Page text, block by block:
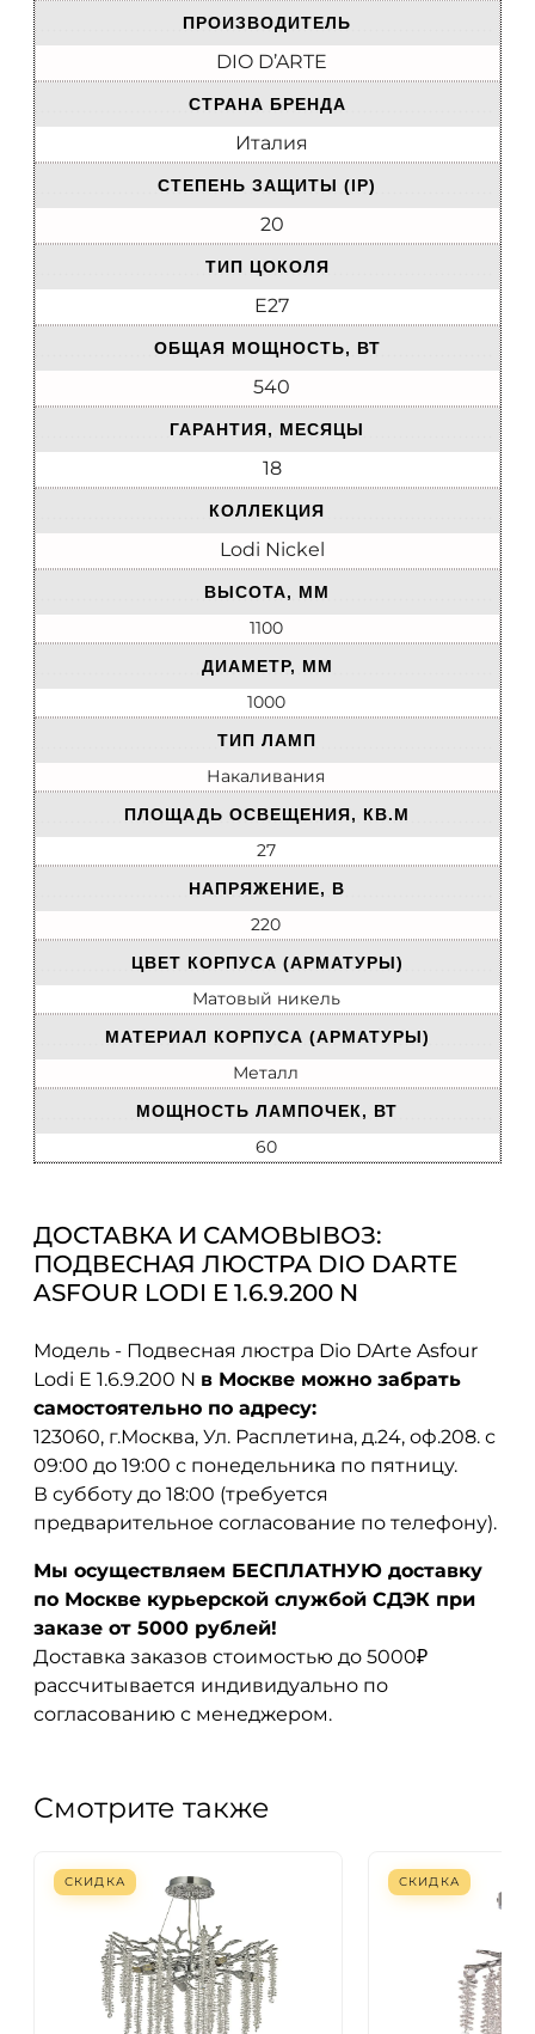
ПРОИЗВОДИТЕЛЬ
DIO D’ARTE
СТРАНА БРЕНДА
Италия
СТЕПЕНЬ ЗАЩИТЫ (IP)
20
ТИП ЦОКОЛЯ
E27
ОБЩАЯ МОЩНОСТЬ, ВТ
540
ГАРАНТИЯ, МЕСЯЦЫ
18
КОЛЛЕКЦИЯ
Lodi Nickel
ВЫСОТА, ММ
1100
ДИАМЕТР, ММ
1000
ТИП ЛАМП
Накаливания
ПЛОЩАДЬ ОСВЕЩЕНИЯ, КВ.М
27
НАПРЯЖЕНИЕ, В
220
ЦВЕТ КОРПУСА (АРМАТУРЫ)
Матовый никель
МАТЕРИАЛ КОРПУСА (АРМАТУРЫ)
Металл
МОЩНОСТЬ ЛАМПОЧЕК, ВТ
60
ДОСТАВКА И САМОВЫВОЗ:
ПОДВЕСНАЯ ЛЮСТРА DIO DARTE
ASFOUR LODI E 1.6.9.200 N
Модель - Подвесная люстра Dio DArte Asfour
Lodi E 1.6.9.200 N в Москве можно забрать
самостоятельно по адресу:
123060, г.Москва, Ул. Расплетина, д.24, оф.208. с
09:00 до 19:00 с понедельника по пятницу.
В субботу до 18:00 (требуется
предварительное согласование по телефону).
Мы осуществляем БЕСПЛАТНУЮ доставку
по Москве курьерской службой СДЭК при
заказе от 5000 рублей!
Доставка заказов стоимостью до 5000₽
рассчитывается индивидуально по
согласованию с менеджером.
Смотрите также
СКИДКА СКИДКА